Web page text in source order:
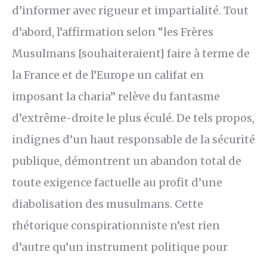
d’informer avec rigueur et impartialité. Tout
d’abord, l’affirmation selon “les Frères
Musulmans [souhaiteraient] faire à terme de
la France et de l’Europe un califat en
imposant la charia” relève du fantasme
d’extrême-droite le plus éculé. De tels propos,
indignes d’un haut responsable de la sécurité
publique, démontrent un abandon total de
toute exigence factuelle au profit d’une
diabolisation des musulmans. Cette
rhétorique conspirationniste n’est rien
d’autre qu’un instrument politique pour